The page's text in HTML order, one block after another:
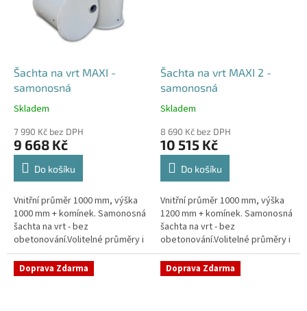
Šachta na vrt MAXI -
samonosná
Průměrné
produktu
je
4,4
hvězdiček.
Skladem
7 990 Kč bez DPH
9 668 Kč
Do košíku
Vnitřní průměr 1000 mm, výška
1000 mm + komínek. Samonosná
šachta na vrt - bez
obetonování.Volitelné průměry i
pozice prostupů na pažení vrtu,
hadice i elektřinu -
požadované...
Šachta na vrt MAXI 2 -
samonosná
Průměrné
produktu
je
4,5
hvězdiček.
Skladem
8 690 Kč bez DPH
10 515 Kč
Do košíku
Vnitřní průměr 1000 mm, výška
1200 mm + komínek. Samonosná
šachta na vrt - bez
obetonování.Volitelné průměry i
pozice prostupů na pažení vrtu,
hadice i elektřinu -
požadované...
Doprava Zdarma Doprava Zdarma